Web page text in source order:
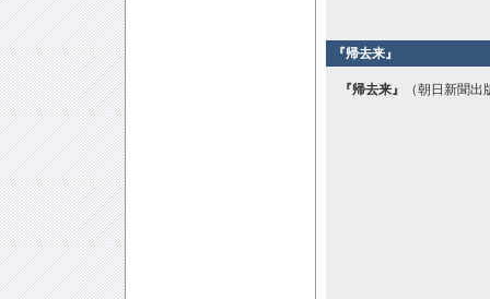
『帰去来』
『帰去来』 （朝日新聞